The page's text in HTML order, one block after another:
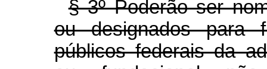
§ 3º Poderão ser
ou designados para
públicos federais da